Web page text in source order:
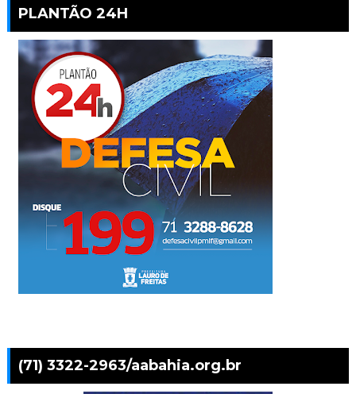
PLANTÃO 24H
(71) 3322-2963/aabahia.org.br